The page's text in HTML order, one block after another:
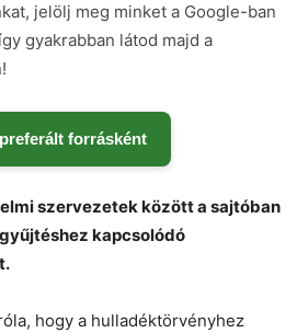
jelölj meg minket a Google-ban
gyakrabban látod majd a
forrásként
szervezetek között a sajtóban
kapcsolódó
hogy a hulladéktörvényhez